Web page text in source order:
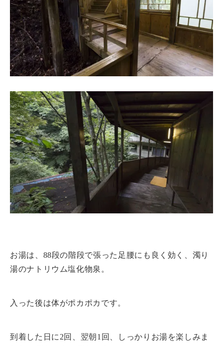
お湯は、88段の階段で張った足腰にも良く効く、濁り
湯のナトリウム塩化物泉。
入った後は体がポカポカです。
到着した日に2回、翌朝1回、しっかりお湯を楽しみま